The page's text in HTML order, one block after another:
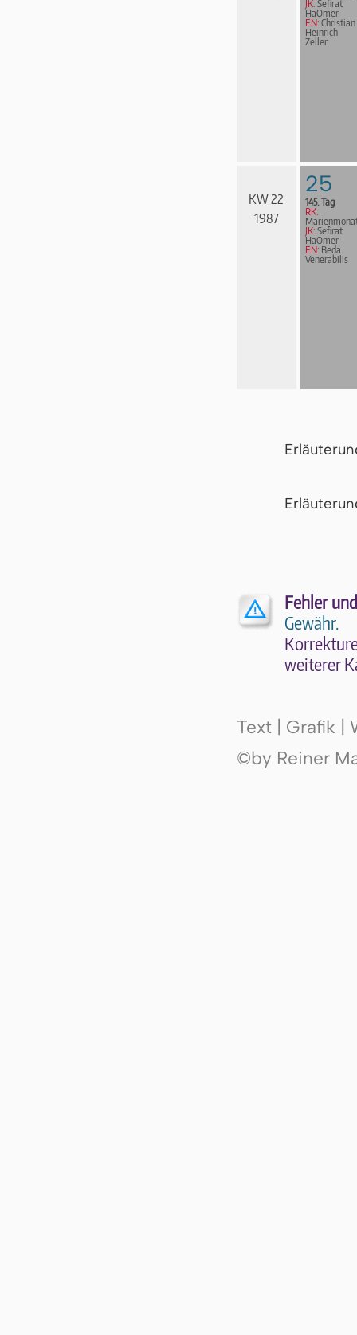
JK: Sefirat
HaOmer
EN: Christian
Heinrich
Zeller
KW 22
1987
25
145. Tag
RK:
JK: Sefirat
HaOmer
EN: Beda
Venerabilis
Fehler
Gewähr.
wei­te­rer
Text | Grafik |
©by Reiner